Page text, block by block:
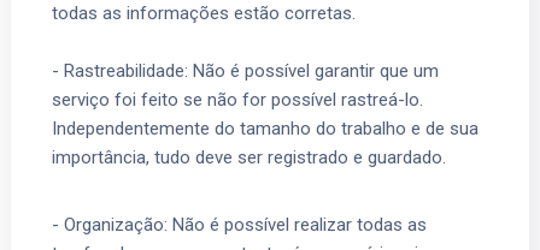
todas as informações estão corretas.
- Rastreabilidade: Não é possível garantir que um
serviço foi feito se não for possível rastreá-lo.
Independentemente do tamanho do trabalho e de sua
importância, tudo deve ser registrado e guardado.
- Organização: Não é possível realizar todas as